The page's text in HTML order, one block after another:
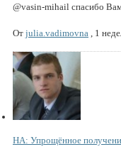
@vasin-mihail спасибо Вам
От julia.vadimovna 1
НА: Упрощённое